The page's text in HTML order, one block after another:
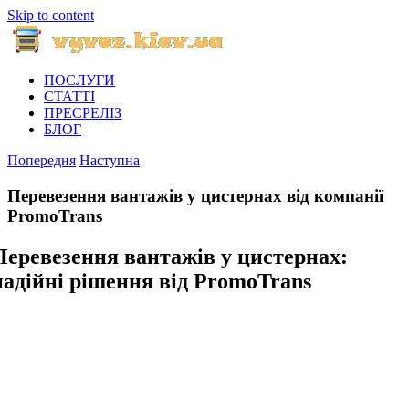
Skip to content
ПОСЛУГИ
СТАТТІ
ПРЕСРЕЛІЗ
БЛОГ
Попередня Наступна
Перевезення вантажів у цистернах від компанії
PromoTrans
вантажів у цистернах:
рішення від PromoTrans